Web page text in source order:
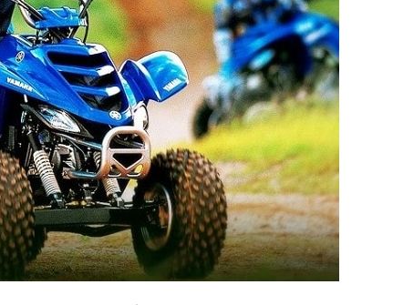
Попробуйте рецепт
легендарного супа доктора
Моро, который без...
08/Січ/2021